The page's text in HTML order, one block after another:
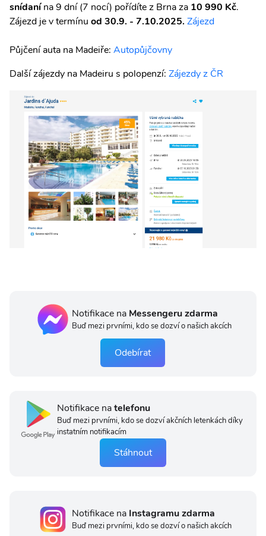
snídanína 9 dní (7 nocí) pořídíte z Brna za 10 990 Kč.
Zájezd je v termínu od 30.9. - 7.10.2025. Zájezd
Půjčení auta na Madeiře: Autopůjčovny
Další zájezdy na Madeiru s polopenzí: Zájezdy z ČR
Notifikace na Messengeru zdarma
Buď mezi prvními, kdo se dozví o našich akcích
Odebírat
Notifikace natelefonu
Buď mezi prvními, kdo se dozví akčních letenkách díky
instatním notifikacím
Stáhnout
Notifikace na Instagramu zdarma
Buď mezi prvními, kdo se dozví o našich akcích